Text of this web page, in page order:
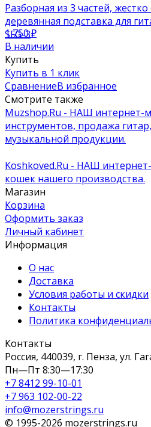
Разборная из 3 частей,
деревянная подставка для
SFG-3
1 750₽
В наличии
Купить
Купить в 1 клик
СравнениеВ избранное
Смотрите также
Muzshop.Ru - НАШ интернет-
инструментов, продажа
музыкальной продукции.
Koshkoved.Ru - НАШ
кошек нашего производства.
Магазин
Корзина
Оформить заказ
Личный кабинет
Информация
О нас
Доставка
Условия работы и скидки
Контакты
Политика
Контакты
Россия, 440039, г. Пенза, ул.
Пн—Пт 8:30—17:30
+7 8412 99-10-01
+7 963 102-00-22
info@mozerstrings.ru
© 1995-2026 mozerstrings.ru